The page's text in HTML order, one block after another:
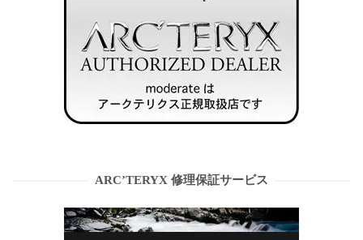
ARC’TERYX 修理保証サービス